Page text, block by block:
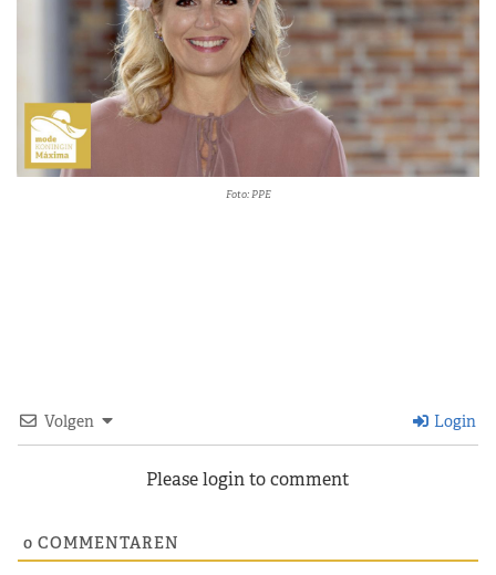
Foto: PPE
Volgen Login
Please login to comment
0 COMMENTAREN